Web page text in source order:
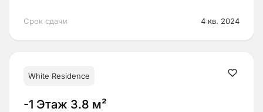
Срок сдачи 4 кв. 2024
White Residence
-1 Этаж 3.8 м²